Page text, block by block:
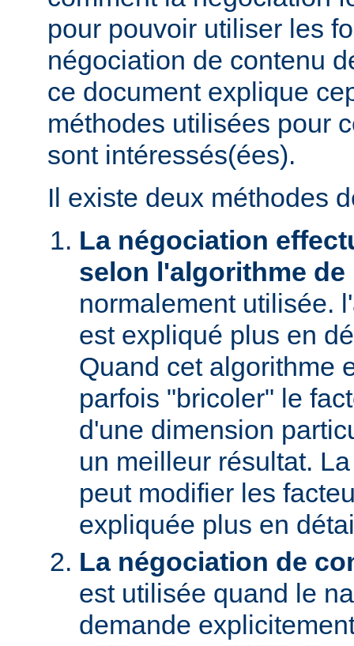
pour pouvoir utiliser les
négociation de contenu
ce document explique
méthodes utilisées pour
sont intéressés(ées).
Il existe deux méthodes
La négociation
selon l'algorithme de
normalement utilisée.
est expliqué plus en
Quand cet algorithme
parfois "bricoler" le
d'une dimension
un meilleur résultat.
peut modifier les
expliquée plus en
La négociation de
est utilisée quand le
demande